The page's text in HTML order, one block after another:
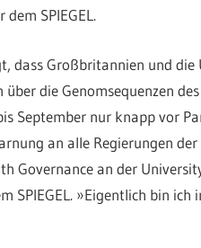
SPIEGEL.
dass Großbritannien und
die Genomsequenzen
September nur knapp vor
an alle Regierungen
Governance an der
SPIEGEL. »Eigentlich bin